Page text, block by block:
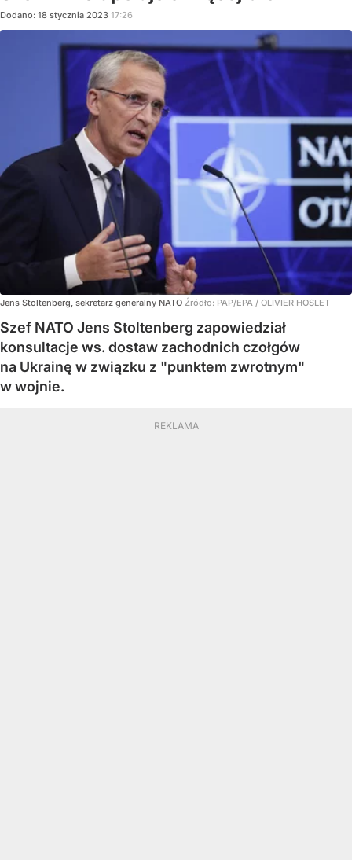
Dodano: 18 stycznia 2023 17:26
Jens Stoltenberg, sekretarz generalny NATO Źródło: PAP/EPA / OLIVIER HOSLET
Szef NATO Jens Stoltenberg zapowiedział
konsultacje ws. dostaw zachodnich czołgów
na Ukrainę w związku z "punktem zwrotnym"
w wojnie.